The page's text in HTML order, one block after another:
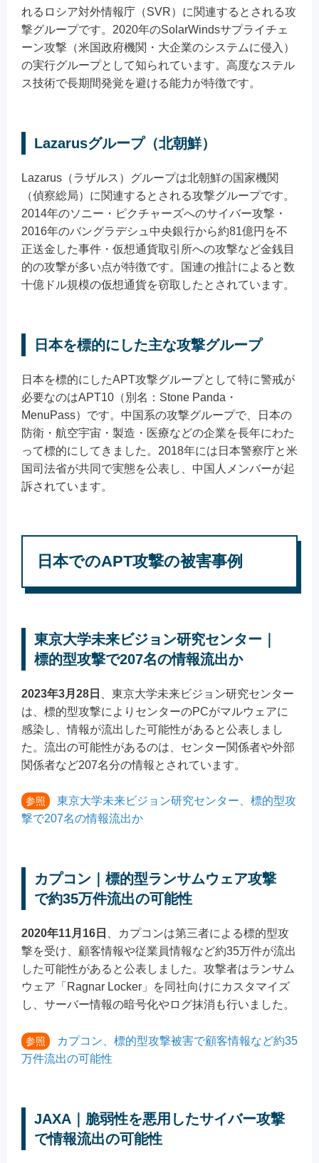
れるロシア対外情報庁（SVR）に関連するとされる攻
撃グループです。2020年のSolarWindsサプライチェ
ーン攻撃（米国政府機関・大企業のシステムに侵入）
の実行グループとして知られています。高度なステル
ス技術で長期間発覚を避ける能力が特徴です。
Lazarusグループ（北朝鮮）
Lazarus（ラザルス）グループは北朝鮮の国家機関
（偵察総局）に関連するとされる攻撃グループです。
2014年のソニー・ピクチャーズへのサイバー攻撃・
2016年のバングラデシュ中央銀行から約81億円を不
正送金した事件・仮想通貨取引所への攻撃など金銭目
的の攻撃が多い点が特徴です。国連の推計によると数
十億ドル規模の仮想通貨を窃取したとされています。
日本を標的にした主な攻撃グループ
日本を標的にしたAPT攻撃グループとして特に警戒が
必要なのはAPT10（別名：Stone Panda・
MenuPass）です。中国系の攻撃グループで、日本の
防衛・航空宇宙・製造・医療などの企業を長年にわた
って標的にしてきました。2018年には日本警察庁と米
国司法省が共同で実態を公表し、中国人メンバーが起
訴されています。
日本でのAPT攻撃の被害事例
東京大学未来ビジョン研究センター｜
標的型攻撃で207名の情報流出か
2023年3月28日
、東京大学未来ビジョン研究センター
は、標的型攻撃によりセンターのPCがマルウェアに
感染し、情報が流出した可能性があると公表しまし
た。流出の可能性があるのは、センター関係者や外部
関係者など207名分の情報とされています。
参照
東京大学未来ビジョン研究センター、標的型攻
撃で207名の情報流出か
カプコン｜標的型ランサムウェア攻撃
で約35万件流出の可能性
2020年11月16日
、カプコンは第三者による標的型攻
撃を受け、顧客情報や従業員情報など約35万件が流出
した可能性があると公表しました。攻撃者はランサム
ウェア「Ragnar Locker」を同社向けにカスタマイズ
し、サーバー情報の暗号化やログ抹消も行いました。
参照
カプコン、標的型攻撃被害で顧客情報など約35
万件流出の可能性
JAXA｜脆弱性を悪用したサイバー攻撃
で情報流出の可能性